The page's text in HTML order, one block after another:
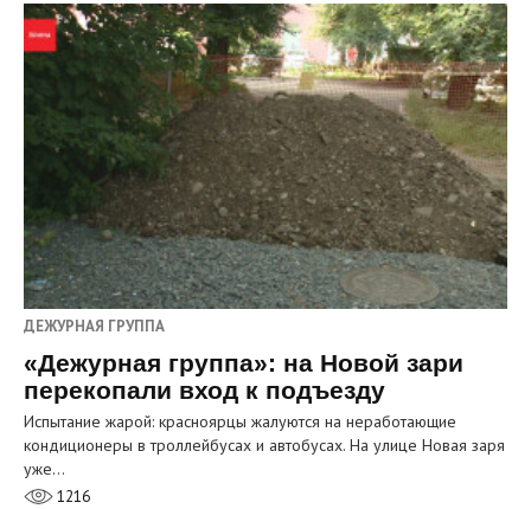
ДЕЖУРНАЯ ГРУППА
«Дежурная группа»: на Новой зари
перекопали вход к подъезду
Испытание жарой: красноярцы жалуются на неработающие
кондиционеры в троллейбусах и автобусах. На улице Новая заря
уже…
1216